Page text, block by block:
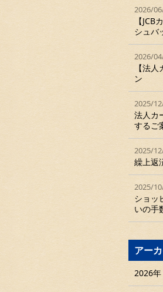
2026/
【
シュバ
2026/
【法
ン
2025/
法人カ
するご
2025/
繰上返
2025/
ショッ
いの手
アー
2026年